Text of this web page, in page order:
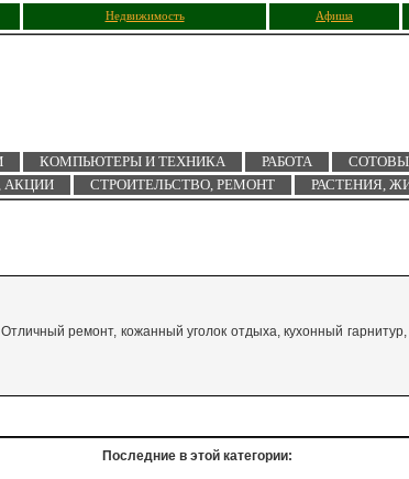
Недвижимость Афиша
КОМПЬЮТЕРЫ И ТЕХНИКА РАБОТА
АКЦИИ
СТРОИТЕЛЬСТВО, РЕМОНТ РАСТЕНИЯ,
ремонт, кожанный уголок отдыха, кухонный
Последние в этой категории: